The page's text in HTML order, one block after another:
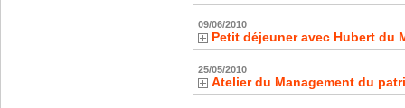
09/06/2010
Petit déjeuner avec Hubert du
25/05/2010
Atelier du Management du